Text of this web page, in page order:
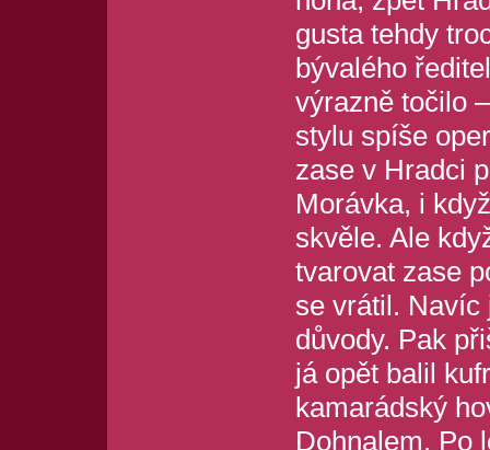
gusta tehdy
bývalého
výrazně točilo
stylu spíše
zase v Hradci
Morávka, i
skvěle. Ale
tvarovat zase
se vrátil. Navíc
důvody. Pak
já opět balil
kamarádský
Dohnalem. Po